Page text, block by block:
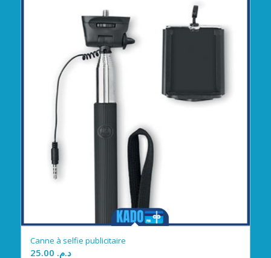
Canne à selfie publicitaire
د.م.